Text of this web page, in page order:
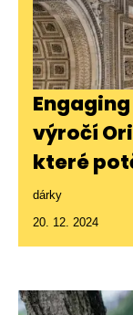
výročí
které
dárky
20. 12. 2024